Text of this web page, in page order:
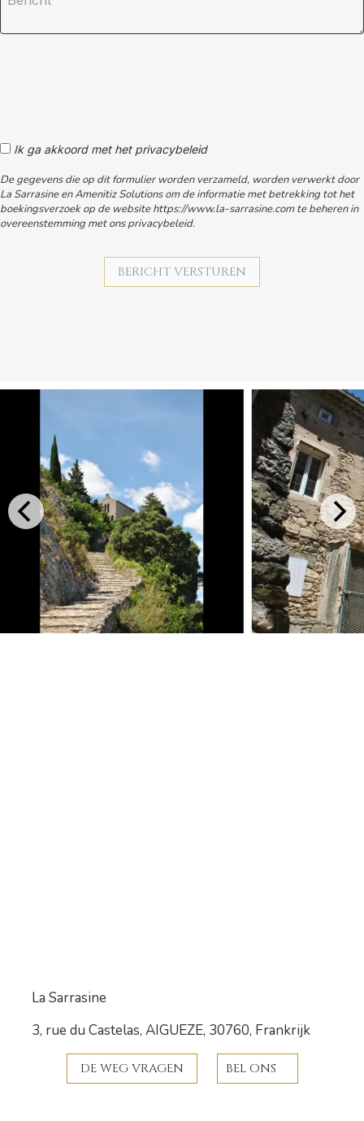
Ik ga akkoord met het privacybeleid
De gegevens die op dit formulier worden verzameld, worden verwerkt door
La Sarrasine en Amenitiz Solutions om de informatie met betrekking tot het
boekingsverzoek op de website https://www.la-sarrasine.com te beheren in
overeenstemming met ons privacybeleid.
La Sarrasine
3, rue du Castelas, AIGUEZE, 30760, Frankrijk
DE WEG VRAGEN BEL ONS